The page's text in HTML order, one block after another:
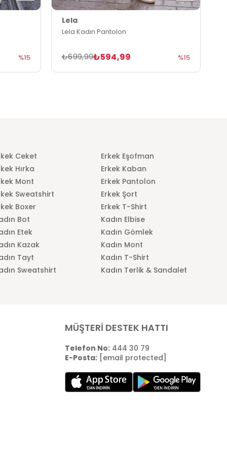
%15
Lela
Lela Kadın Pantolon
₺594,99
₺699,99 %15
Ceket
Erkek Eşofman
Hırka
Erkek Kaban
Mont
Erkek Pantolon
Sweatshirt
Erkek Şort
Boxer
Erkek T-Shirt
Bot
Kadın Elbise
Etek
Kadın Gömlek
Kazak
Kadın Mont
Tayt
Kadın T-Shirt
Sweatshirt Kadın Terlik & Sandalet
MÜŞTERİ DESTEK HATTI
Telefon No:444 30 79
E-Posta: [email protected]